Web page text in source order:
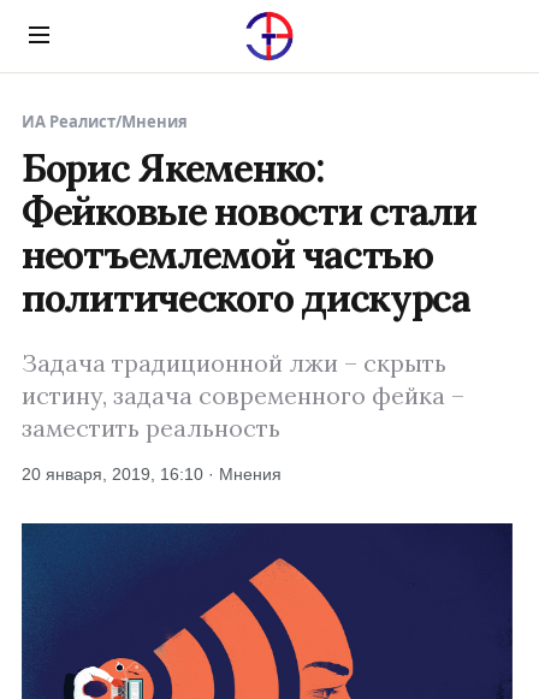
Menu
ИА Реалист/Мнения
Борис Якеменко:
Фейковые новости стали
неотъемлемой частью
политического дискурса
Задача традиционной лжи – скрыть
истину, задача современного фейка –
заместить реальность
20 января, 2019, 16:10 · Мнения